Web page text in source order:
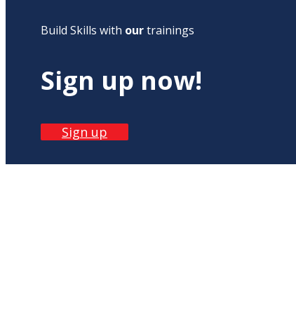
Build Skills with ourtrainings
Sign up now!
Sign up